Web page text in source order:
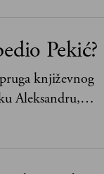
Pekić?
književnog
Aleksandru,
Ovu priču o